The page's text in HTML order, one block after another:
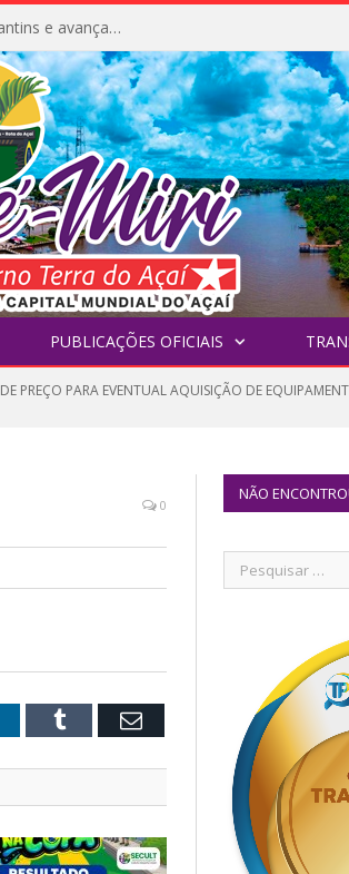
Igarapé-Miri conquista o melhor IDEB do Baixo Tocantins e avança na qualidade da educação pública
PUBLICAÇÕES OFICIAIS
PREÇO PARA EVENTUAL AQUISIÇÃO DE
0
Tumblr Email
NÃO